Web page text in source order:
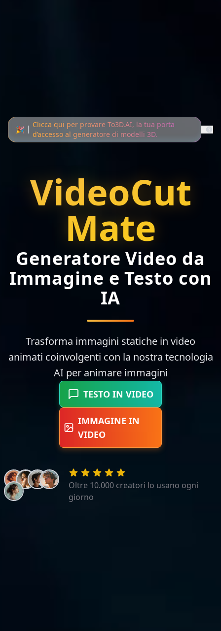
🎉
Clicca qui per provare To3D.AI, la tua porta
d’accesso al generatore di modelli 3D.
VideoCut
Mate
Generatore Video da
Immagine e Testo con
IA
Trasforma immagini statiche in video
animati coinvolgenti con la nostra tecnologia
AI per animare immagini
TESTO IN VIDEO
IMMAGINE IN
VIDEO
Oltre 10.000 creatori lo usano ogni
giorno